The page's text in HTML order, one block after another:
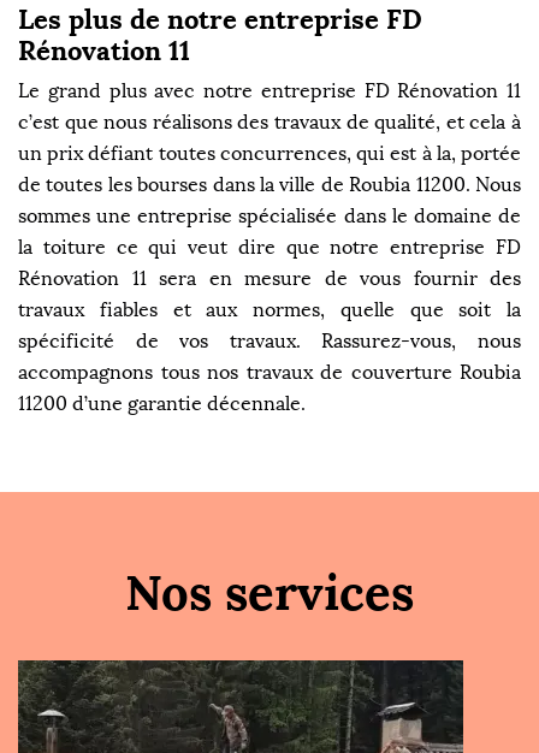
Les plus de notre entreprise FD
Rénovation 11
Le grand plus avec notre entreprise FD Rénovation 11
c’est que nous réalisons des travaux de qualité, et cela à
un prix défiant toutes concurrences, qui est à la, portée
de toutes les bourses dans la ville de Roubia 11200. Nous
sommes une entreprise spécialisée dans le domaine de
la toiture ce qui veut dire que notre entreprise FD
Rénovation 11 sera en mesure de vous fournir des
travaux fiables et aux normes, quelle que soit la
spécificité de vos travaux. Rassurez-vous, nous
accompagnons tous nos travaux de couverture Roubia
11200 d’une garantie décennale.
Nos services